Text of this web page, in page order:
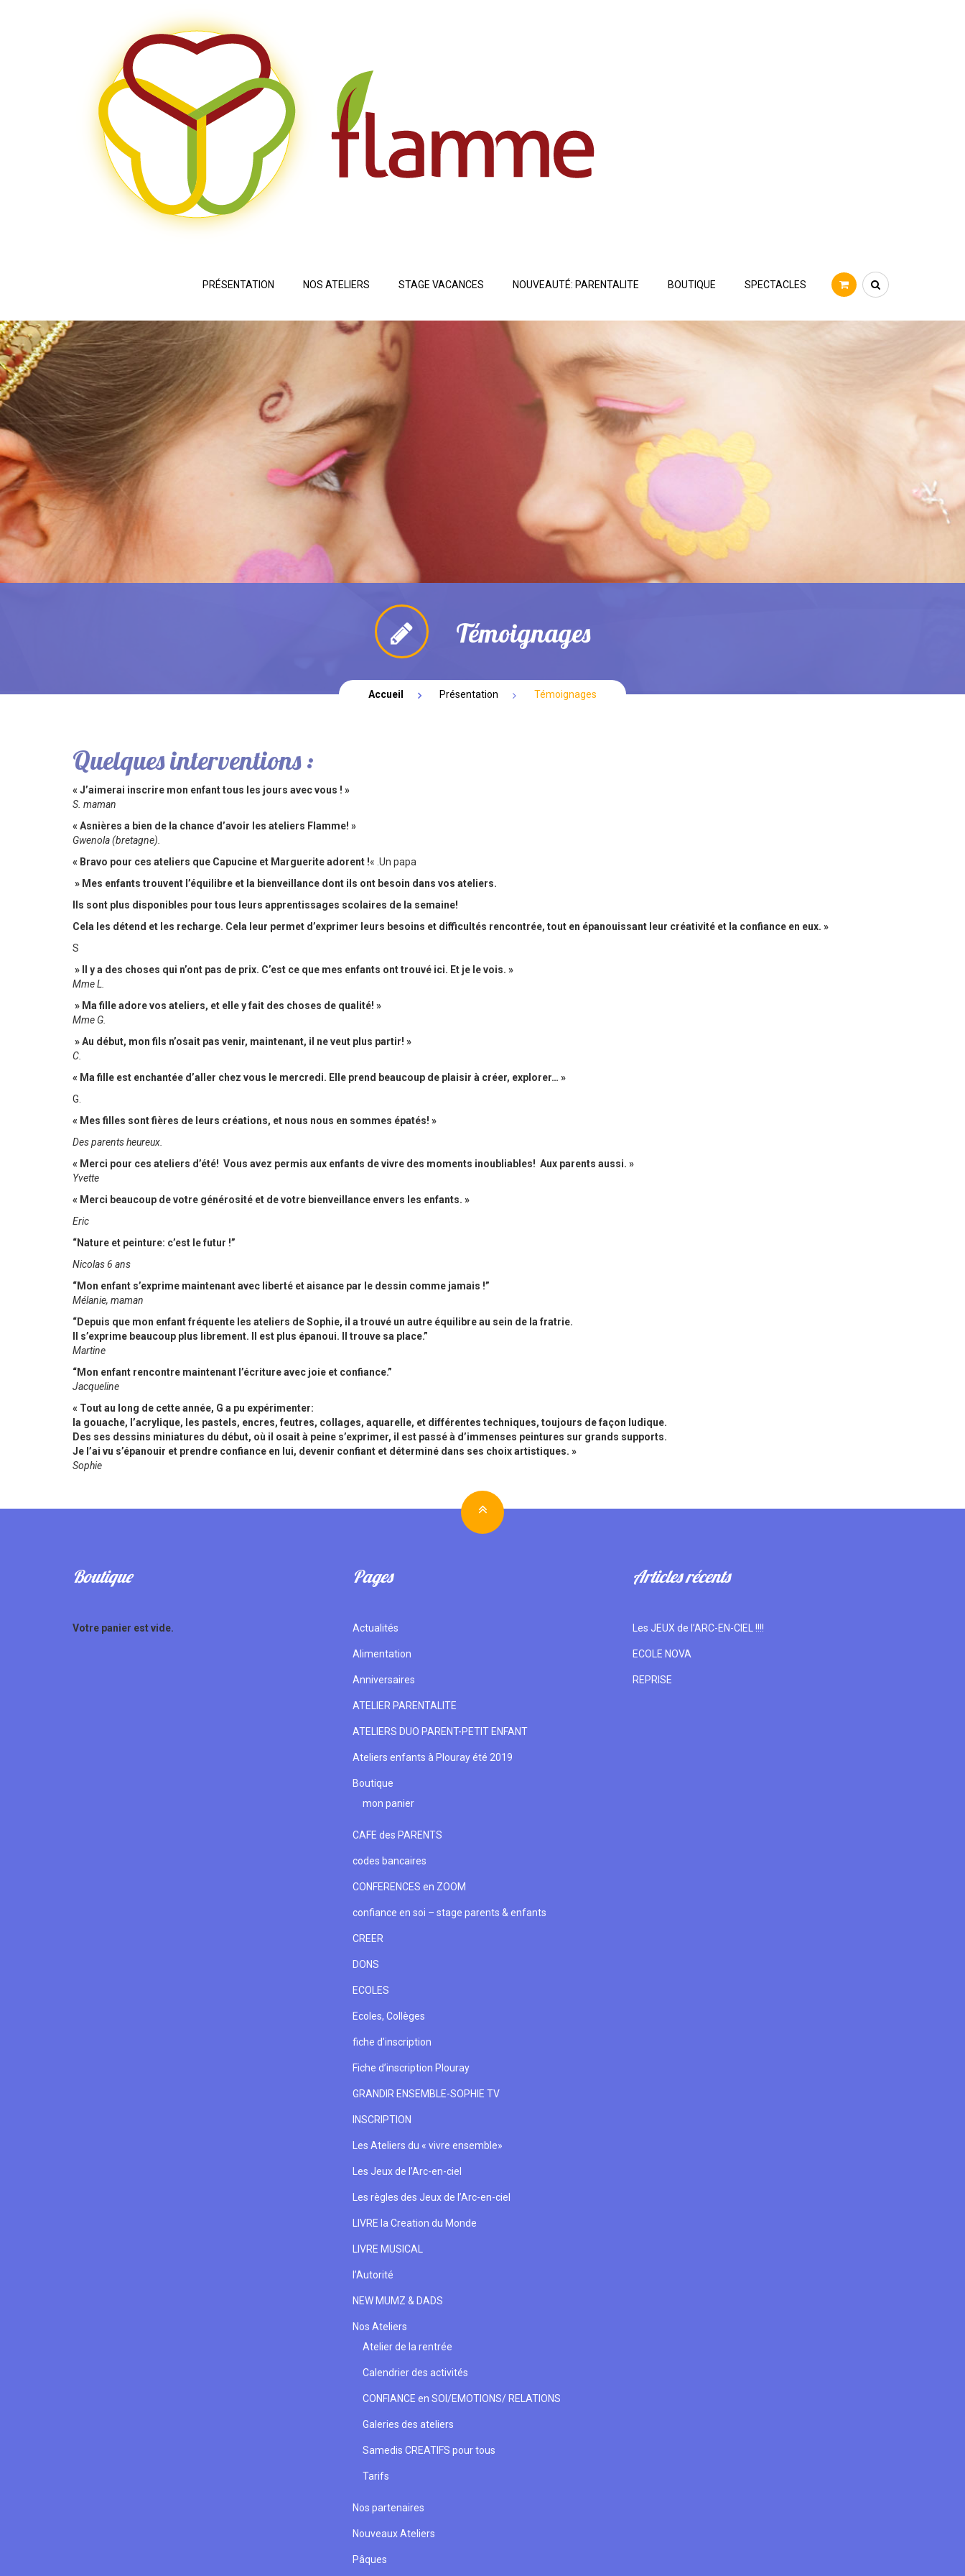
PRÉSENTATION NOS ATELIERS STAGE VACANCES NOUVEAUTÉ: PARENTALITE BOUTIQUE SPECTACLES
Témoignages
Accueil Présentation Témoignages
Quelques interventions :
« J’aimerai inscrire mon enfant tous les jours avec vous ! »
S. maman
« Asnières a bien de la chance d’avoir les ateliers Flamme! »
Gwenola (bretagne).
« Bravo pour ces ateliers que Capucine et Marguerite adorent !« .Un papa
» Mes enfants trouvent l’équilibre et la bienveillance dont ils ont besoin dans vos ateliers.
Ils sont plus disponibles pour tous leurs apprentissages scolaires de la semaine!
Cela les détend et les recharge. Cela leur permet d’exprimer leurs besoins et difficultés rencontrée, tout en épanouissant leur créativité et la confiance en eux. »
S
» Il y a des choses qui n’ont pas de prix. C’est ce que mes enfants ont trouvé ici. Et je le vois. »
Mme L.
» Ma fille adore vos ateliers, et elle y fait des choses de qualité! »
Mme G.
» Au début, mon fils n’osait pas venir, maintenant, il ne veut plus partir! »
C.
« Ma fille est enchantée d’aller chez vous le mercredi. Elle prend beaucoup de plaisir à créer, explorer… »
G.
« Mes filles sont fières de leurs créations, et nous nous en sommes épatés! »
Des parents heureux.
« Merci pour ces ateliers d’été! Vous avez permis aux enfants de vivre des moments inoubliables! Aux parents aussi. »
Yvette
« Merci beaucoup de votre générosité et de votre bienveillance envers les enfants. »
Eric
“Nature et peinture: c’est le futur !”
Nicolas 6 ans
“Mon enfant s’exprime maintenant avec liberté et aisance par le dessin comme jamais !”
Mélanie, maman
“Depuis que mon enfant fréquente les ateliers de Sophie, il a trouvé un autre équilibre au sein de la fratrie.
Il s’exprime beaucoup plus librement. Il est plus épanoui. Il trouve sa place.”
Martine
“Mon enfant rencontre maintenant l’écriture avec joie et confiance.”
Jacqueline
« Tout au long de cette année, G a pu expérimenter:
la gouache, l’acrylique, les pastels, encres, feutres, collages, aquarelle, et différentes techniques, toujours de façon ludique.
Des ses dessins miniatures du début, où il osait à peine s’exprimer, il est passé à d’immenses peintures sur grands supports.
Je l’ai vu s’épanouir et prendre confiance en lui, devenir confiant et déterminé dans ses choix artistiques. »
Sophie
Boutique
Votre panier est vide.
Pages
Actualités
Alimentation
Anniversaires
ATELIER PARENTALITE
ATELIERS DUO PARENT-PETIT ENFANT
Ateliers enfants à Plouray été 2019
Boutique
mon panier
CAFE des PARENTS
codes bancaires
CONFERENCES en ZOOM
confiance en soi – stage parents & enfants
CREER
DONS
ECOLES
Ecoles, Collèges
fiche d’inscription
Fiche d’inscription Plouray
GRANDIR ENSEMBLE-SOPHIE TV
INSCRIPTION
Les Ateliers du « vivre ensemble»
Les Jeux de l’Arc-en-ciel
Les règles des Jeux de l’Arc-en-ciel
LIVRE la Creation du Monde
LIVRE MUSICAL
l’Autorité
NEW MUMZ & DADS
Nos Ateliers
Atelier de la rentrée
Calendrier des activités
CONFIANCE en SOI/EMOTIONS/ RELATIONS
Galeries des ateliers
Samedis CREATIFS pour tous
Tarifs
Nos partenaires
Nouveaux Ateliers
Pâques
Articles récents
Les JEUX de l’ARC-EN-CIEL !!!!
ECOLE NOVA
REPRISE